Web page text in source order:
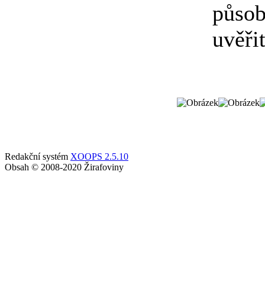
Redakční systém XOOPS 2.5.10
Obsah © 2008-2020 Žirafoviny